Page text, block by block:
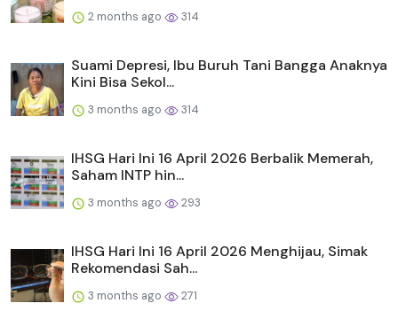
2 months ago 314
Suami Depresi, Ibu Buruh Tani Bangga Anaknya
Kini Bisa Sekol...
3 months ago 314
IHSG Hari Ini 16 April 2026 Berbalik Memerah,
Saham INTP hin...
3 months ago 293
IHSG Hari Ini 16 April 2026 Menghijau, Simak
Rekomendasi Sah...
3 months ago 271